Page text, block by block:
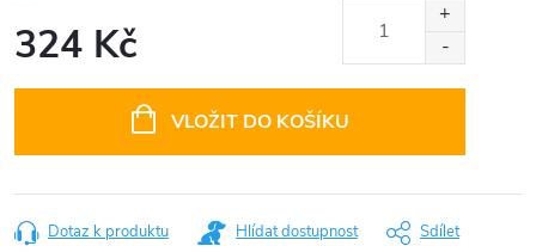
324 Kč
VLOŽIT DO KOŠÍKU
Dotaz k produktu Hlídat dostupnost Sdílet